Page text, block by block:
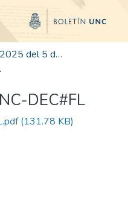
Edición 049/2025 del 5 de septiembre de 2025
DEC#FL
(131.78 KB)